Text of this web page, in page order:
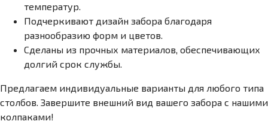
температур.
Подчеркивают дизайн забора благодаря
разнообразию форм и цветов.
Сделаны из прочных материалов, обеспечивающих
долгий срок службы.
Предлагаем индивидуальные варианты для любого типа
столбов. Завершите внешний вид вашего забора с нашими
колпаками!